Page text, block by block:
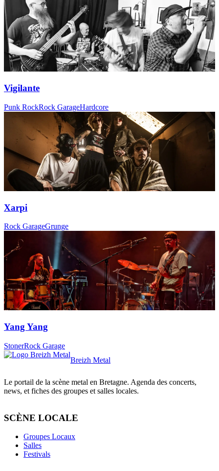
Vigilante
Punk RockRock GarageHardcore
Xarpi
Rock GarageGrunge
Yang Yang
StonerRock Garage
Breizh Metal
Le portail de la scène metal en Bretagne. Agenda des concerts,
news, et fiches des groupes et salles locales.
SCÈNE LOCALE
Groupes Locaux
Salles
Festivals